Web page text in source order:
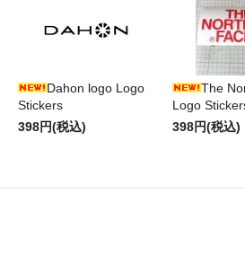
Dahon logo Logo
Stickers
398円(税込)
The
Logo
398円(税込)